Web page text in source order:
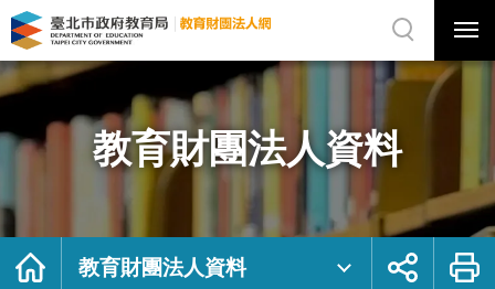
教
育
團
資
料
府
局
網
站
選
選
單
關
網
站
尋
教育財團法人資料
首
教育財團法人資料
展
列